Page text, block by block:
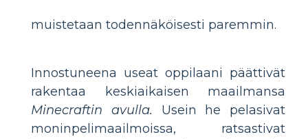
muistetaan todennäköisesti paremmin.
Innostuneena useat oppilaani päättivät
rakentaa keskiaikaisen maailmansa
Minecraftin avulla. Usein he pelasivat
moninpelimaailmoissa, ratsastivat